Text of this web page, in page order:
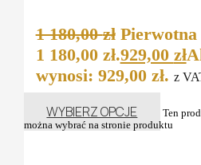
1 180,00zł Pierwotna
1 180,00 zł.929,00 zł
wynosi: 929,00 zł. z
WYBIERZ OPCJE
Ten
można wybrać na stronie produktu